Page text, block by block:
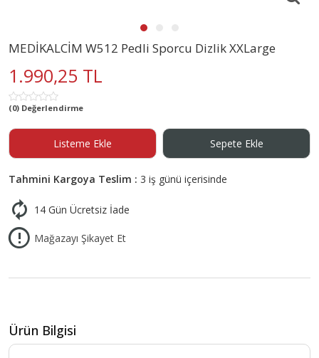
MEDİKALCİM W512 Pedli Sporcu Dizlik XXLarge
1.990,25 TL
(0) Değerlendirme
Listeme Ekle Sepete Ekle
Tahmini Kargoya Teslim : 3 iş günü içerisinde
14 Gün Ücretsiz İade
Mağazayı Şikayet Et
Ürün Bilgisi